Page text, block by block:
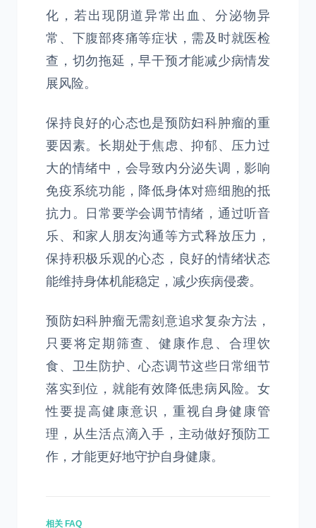
化，若出现阴道异常出血、分泌物异
常、下腹部疼痛等症状，需及时就医检
查，切勿拖延，早干预才能减少病情发
展风险。
保持良好的心态也是预防妇科肿瘤的重
要因素。长期处于焦虑、抑郁、压力过
大的情绪中，会导致内分泌失调，影响
免疫系统功能，降低身体对癌细胞的抵
抗力。日常要学会调节情绪，通过听音
乐、和家人朋友沟通等方式释放压力，
保持积极乐观的心态，良好的情绪状态
能维持身体机能稳定，减少疾病侵袭。
预防妇科肿瘤无需刻意追求复杂方法，
只要将定期筛查、健康作息、合理饮
食、卫生防护、心态调节这些日常细节
落实到位，就能有效降低患病风险。女
性要提高健康意识，重视自身健康管
理，从生活点滴入手，主动做好预防工
作，才能更好地守护自身健康。
相关 FAQ